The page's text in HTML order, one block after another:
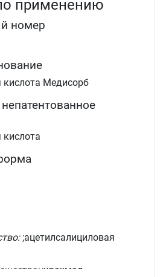
применению
номер
кислота Медисорб
кислота
;ацетилсалициловая
;крахмал